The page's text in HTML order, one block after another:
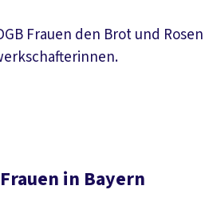
Frauen den Brot und Rosen
in Bayern